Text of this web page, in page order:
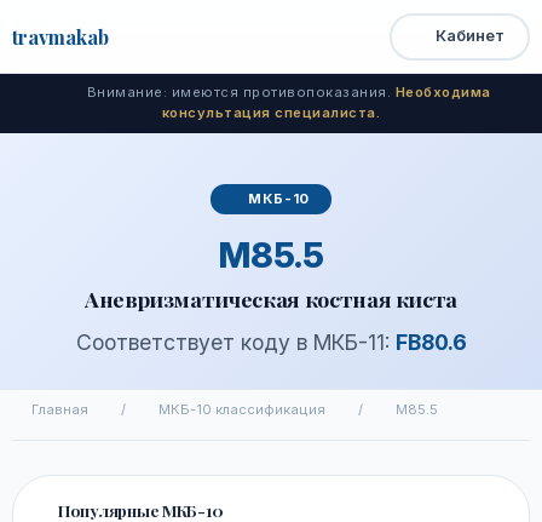
travmakab
Открыть
меню
Быстрый
доступ
Кабинет
Внимание: имеются противопоказания. Необходима
консультация специалиста.
МКБ-10
M85.5
Аневризматическая костная киста
Соответствует коду в МКБ-11: FB80.6
Главная / МКБ-10 классификация / M85.5
Популярные МКБ-10